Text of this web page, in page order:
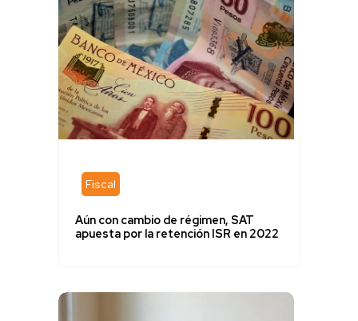
Fiscal
Aún con cambio de régimen, SAT
apuesta por la retención ISR en 2022